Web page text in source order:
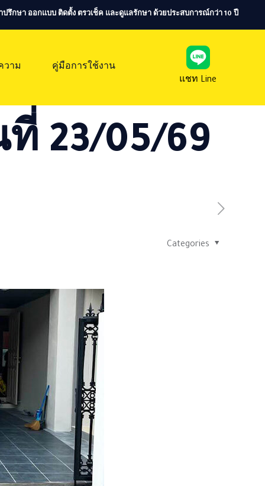
ปรึกษา ออกแบบ ติดตั้ง ตรวเช็ค และดูแลรักษา ด้วยประสบการณ์กว่า 10 ปี
วาม
คู่มือการใช้งาน
แชท Line
23/05/69
Categories